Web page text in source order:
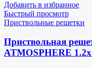
Добавить в избранное
Быстрый просмотр
Приствольные решетки
Приствольная
ATMOSPHERE